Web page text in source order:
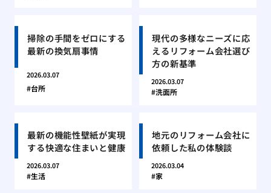
掃除の手間をゼロにする
最新の換気扇事情
2026.03.07
台所
現代の多様なニーズに応
えるリフォーム会社選び
方の新基準
2026.03.07
洗面所
最新の機能性壁紙が実現
する快適な住まいと健康
2026.03.07
生活
地元のリフォーム会社に
依頼した私の体験談
2026.03.04
家